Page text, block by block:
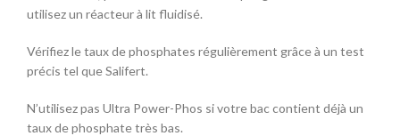
utilisez un réacteur à lit fluidisé.
Vérifiez le taux de phosphates régulièrement grâce à un test
précis tel que Salifert.
N’utilisez pas Ultra Power-Phos si votre bac contient déjà un
taux de phosphate très bas.